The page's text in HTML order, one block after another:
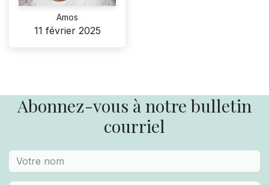
Amos
11 février 2025
Abonnez-vous à notre bulletin
courriel